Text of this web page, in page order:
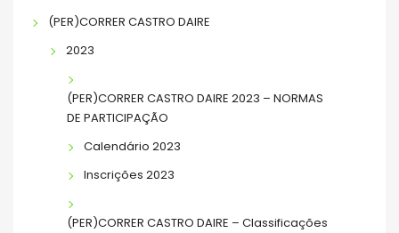
(PER)CORRER CASTRO DAIRE
2023
(PER)CORRER CASTRO DAIRE 2023 – NORMAS
DE PARTICIPAÇÃO
Calendário 2023
Inscrições 2023
(PER)CORRER CASTRO DAIRE – Classificações